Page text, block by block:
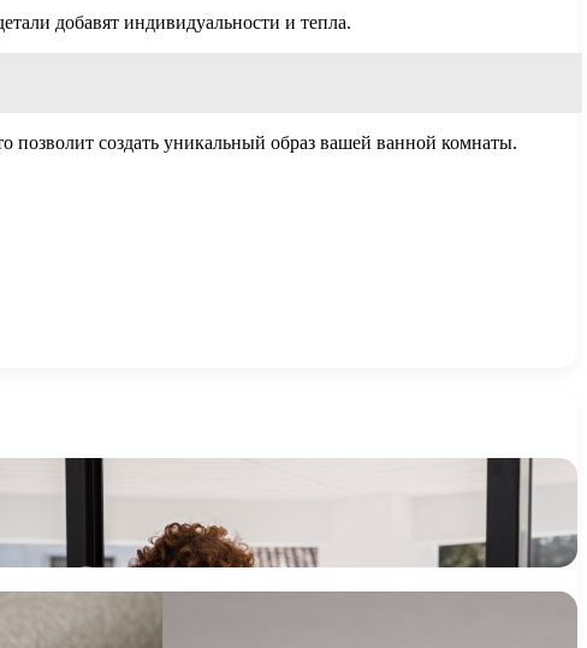
добавят индивидуальности и тепла.
позволит создать уникальный образ вашей ванной комнаты.